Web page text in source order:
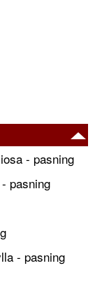
- pasning
pasning
- pasning